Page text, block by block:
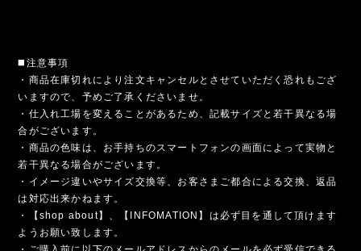
◼️注意事項
・商品在庫切れにより注文キャンセルとさせていただく恐れもござ
いますので、予めご了承くださいませ。
・仕入れ工場を変えることがあるため、記載サイズと若干異なる場
合がございます。
・商品の色味は、お手持ちのスマートフォンの画面によって実物と
若干異なる場合がございます。
・イメージ違いやサイズ交換等、お客さまご都合による交換、返品
は対応出来かねます。
・【shop about】、【INFOMATION】は必ず目を通して頂けます
ようお願い致します。